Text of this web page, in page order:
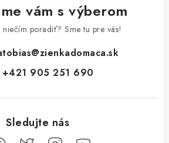
vám s výberom
niečím poradiť? Sme tu pre vás!
@zienkadomaca.sk
+421 905 251 690